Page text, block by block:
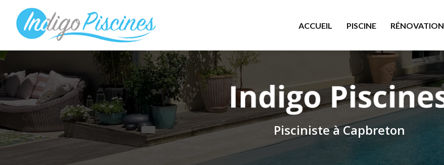
contenu
principal
ACCUEIL PISCINE RÉNOVATION
Pisciniste à Capbreton